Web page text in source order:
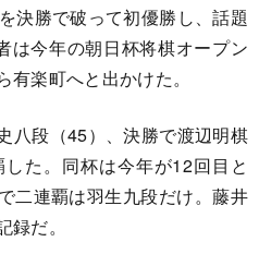
決勝で破って初優勝し、話題
は今年の朝日杯将棋オープン
楽町へと出かけた。
八段（45）、決勝で渡辺明棋
た。同杯は今年が12回目と
二連覇は羽生九段だけ。藤井
だ。